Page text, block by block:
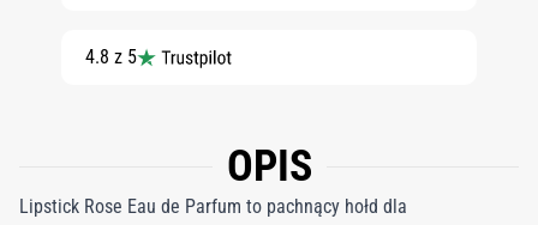
4.8 z 5
OPIS
Lipstick Rose Eau de Parfum to pachnący hołd dla